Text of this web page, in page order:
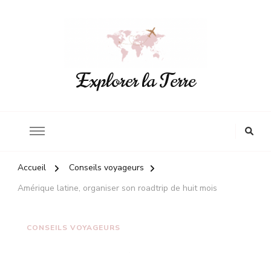
Explorer la Terre
Accueil
Conseils voyageurs
Amérique latine, organiser son roadtrip de huit mois
CONSEILS VOYAGEURS